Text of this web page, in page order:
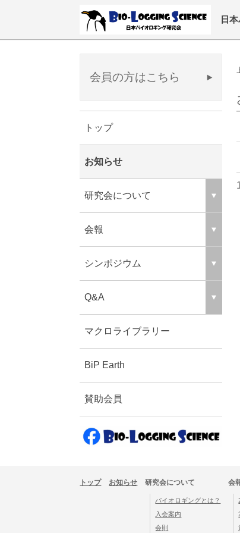
日
会員の方はこちら
トップ
お知らせ
研究会について
会報
シンポジウム
Q&A
マクロライブラリー
BiP Earth
賛助会員
トップ お知らせ 研究会について
バイオロギングとは？
入会案内
会則
会